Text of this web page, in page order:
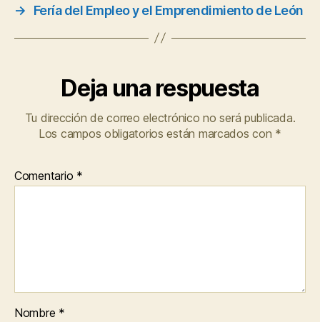
→
Fería del Empleo y el Emprendimiento de León
Deja una respuesta
Tu dirección de correo electrónico no será publicada.
Los campos obligatorios están marcados con *
Comentario *
Nombre *